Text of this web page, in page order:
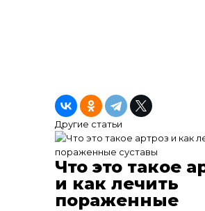
Другие статьи
Что это такое
и как лечить
пораженные